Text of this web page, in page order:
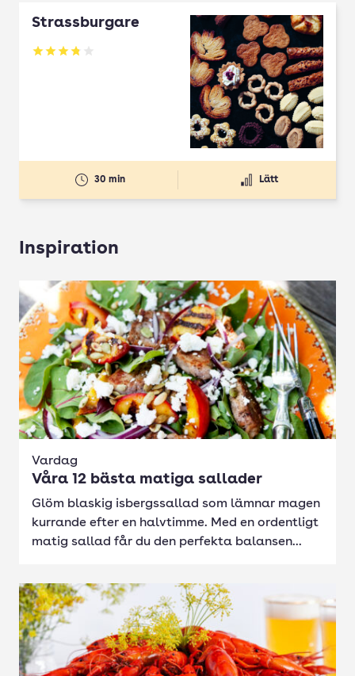
Strassburgare
Betyg: 3.78 av 5
30 min Lätt
Inspiration
Vardag
Våra 12 bästa matiga sallader
Glöm blaskig isbergssallad som lämnar magen
kurrande efter en halvtimme. Med en ordentligt
matig sallad får du den perfekta balansen...